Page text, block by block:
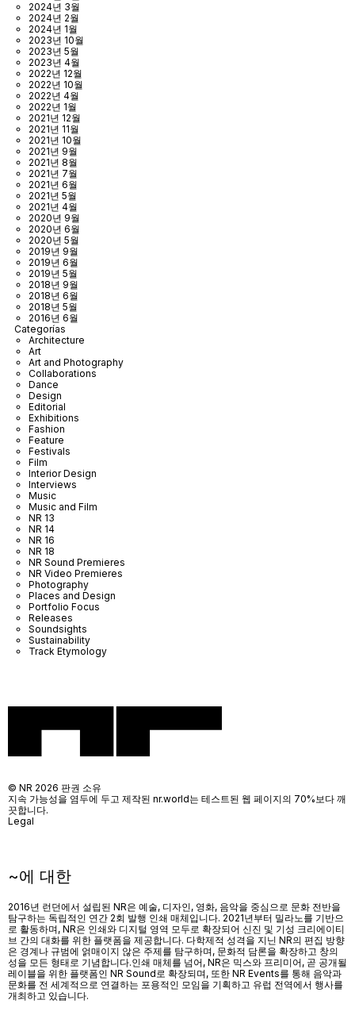
2024년 3월
2024년 2월
2024년 1월
2023년 10월
2023년 5월
2023년 4월
2022년 12월
2022년 10월
2022년 4월
2022년 1월
2021년 12월
2021년 11월
2021년 10월
2021년 9월
2021년 8월
2021년 7월
2021년 6월
2021년 5월
2021년 4월
2020년 9월
2020년 6월
2020년 5월
2019년 9월
2019년 6월
2019년 5월
2018년 9월
2018년 6월
2018년 5월
2016년 6월
Categorías
Architecture
Art
Art and Photography
Collaborations
Dance
Design
Editorial
Exhibitions
Fashion
Feature
Festivals
Film
Interior Design
Interviews
Music
Music and Film
NR 13
NR 14
NR 16
NR 18
NR Sound Premieres
NR Video Premieres
Photography
Places and Design
Portfolio Focus
Releases
Soundsights
Sustainability
Track Etymology
~에 대한
2016년 런던에서 설립된 NR은 예술, 디자인, 영화, 음악을 중심으로 문화 전반을
탐구하는 독립적인 연간 2회 발행 인쇄 매체입니다. 2021년부터 밀라노를 기반으
로 활동하며, NR은 인쇄와 디지털 영역 모두로 확장되어 신진 및 기성 크리에이티
브 간의 대화를 위한 플랫폼을 제공합니다. 다학제적 성격을 지닌 NR의 편집 방향
은 경계나 규범에 얽매이지 않은 주제를 탐구하며, 문화적 담론을 확장하고 창의
성을 모든 형태로 기념합니다.인쇄 매체를 넘어, NR은 믹스와 프리미어, 곧 공개될
레이블을 위한 플랫폼인 NR Sound로 확장되며, 또한 NR Events를 통해 음악과
문화를 전 세계적으로 연결하는 포용적인 모임을 기획하고 유럽 전역에서 행사를
개최하고 있습니다.
© NR 2026 판권 소유
지속 가능성을 염두에 두고 제작된 nr.world는 테스트된 웹 페이지의 70%보다 깨
끗합니다.
Legal